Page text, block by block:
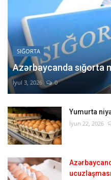
SIĞORTA
Azərbaycanda sığorta
İyul 3, 2026 0
Yumurta
İyun 22, 2026